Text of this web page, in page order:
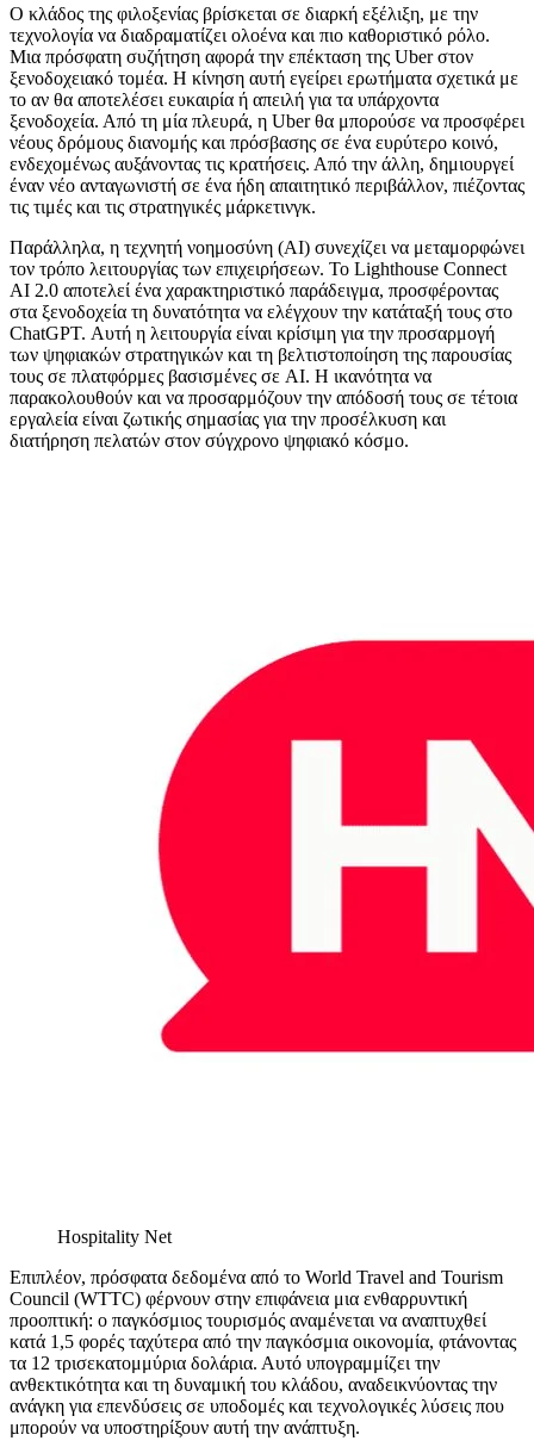
Ο κλάδος της φιλοξενίας βρίσκεται σε διαρκή εξέλιξη, με την
τεχνολογία να διαδραματίζει ολοένα και πιο καθοριστικό ρόλο.
Μια πρόσφατη συζήτηση αφορά την επέκταση της Uber στον
ξενοδοχειακό τομέα. Η κίνηση αυτή εγείρει ερωτήματα σχετικά με
το αν θα αποτελέσει ευκαιρία ή απειλή για τα υπάρχοντα
ξενοδοχεία. Από τη μία πλευρά, η Uber θα μπορούσε να προσφέρει
νέους δρόμους διανομής και πρόσβασης σε ένα ευρύτερο κοινό,
ενδεχομένως αυξάνοντας τις κρατήσεις. Από την άλλη, δημιουργεί
έναν νέο ανταγωνιστή σε ένα ήδη απαιτητικό περιβάλλον, πιέζοντας
τις τιμές και τις στρατηγικές μάρκετινγκ.
Παράλληλα, η τεχνητή νοημοσύνη (AI) συνεχίζει να μεταμορφώνει
τον τρόπο λειτουργίας των επιχειρήσεων. Το Lighthouse Connect
AI 2.0 αποτελεί ένα χαρακτηριστικό παράδειγμα, προσφέροντας
στα ξενοδοχεία τη δυνατότητα να ελέγχουν την κατάταξή τους στο
ChatGPT. Αυτή η λειτουργία είναι κρίσιμη για την προσαρμογή
των ψηφιακών στρατηγικών και τη βελτιστοποίηση της παρουσίας
τους σε πλατφόρμες βασισμένες σε AI. Η ικανότητα να
παρακολουθούν και να προσαρμόζουν την απόδοσή τους σε τέτοια
εργαλεία είναι ζωτικής σημασίας για την προσέλκυση και
διατήρηση πελατών στον σύγχρονο ψηφιακό κόσμο.
Hospitality Net
Επιπλέον, πρόσφατα δεδομένα από το World Travel and Tourism
Council (WTTC) φέρνουν στην επιφάνεια μια ενθαρρυντική
προοπτική: ο παγκόσμιος τουρισμός αναμένεται να αναπτυχθεί
κατά 1,5 φορές ταχύτερα από την παγκόσμια οικονομία, φτάνοντας
τα 12 τρισεκατομμύρια δολάρια. Αυτό υπογραμμίζει την
ανθεκτικότητα και τη δυναμική του κλάδου, αναδεικνύοντας την
ανάγκη για επενδύσεις σε υποδομές και τεχνολογικές λύσεις που
μπορούν να υποστηρίξουν αυτή την ανάπτυξη.